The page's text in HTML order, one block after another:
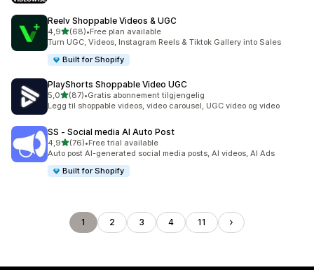
Reelv Shoppable Videos & UGC
4,9av 5 stjerner
(68)
Totalt 68 omtaler
•Free plan available
Turn UGC, Videos, Instagram Reels & Tiktok Gallery into Sales
Built for Shopify
PlayShorts Shoppable Video UGC
5,0av 5 stjerner
(87)
Totalt 87 omtaler
•Gratis abonnement tilgjengelig
Legg til shoppable videos, video carousel, UGC video og video
SS ‑ Social media AI Auto Post
4,9av 5 stjerner
(76)
Totalt 76 omtaler
•Free trial available
Auto post AI-generated social media posts, AI videos, AI Ads
Built for Shopify
1 2 3 4 11